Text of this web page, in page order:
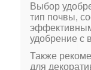
Выбор
тип почвы,
удобрение с
Также
для